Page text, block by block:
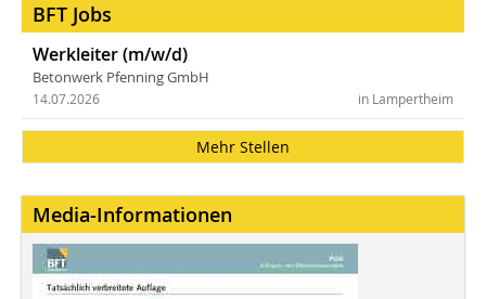
BFT Jobs
Werkleiter (m/w/d)
Betonwerk Pfenning GmbH
in Lampertheim
14.07.2026
Mehr Stellen
Media-Informationen